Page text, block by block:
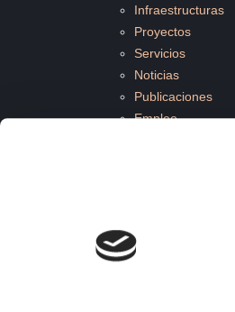
Infraestructuras
Proyectos
Servicios
Noticias
Publicaciones
Empleo
© 2026 ISFOC